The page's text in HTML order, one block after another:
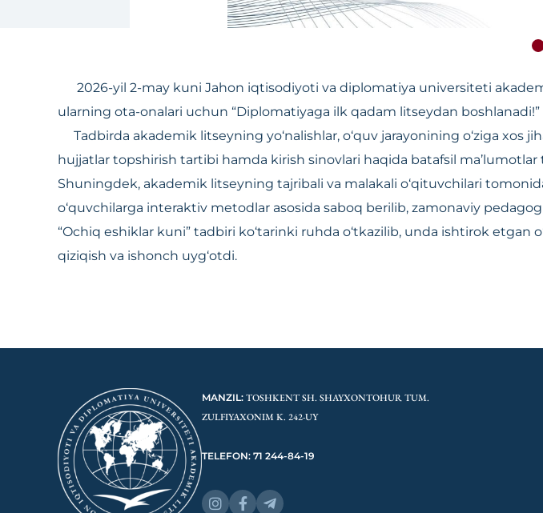
2026-yil 2-may kuni Jahon iqtisodiyoti va diplomatiya universiteti
ularning ota-onalari uchun “Diplomatiyaga ilk qadam litseydan
Tadbirda akademik litseyning yo‘nalishlar, o‘quv jarayonining o‘ziga xos
hujjatlar topshirish tartibi hamda kirish sinovlari haqida batafsil
Shuningdek, akademik litseyning tajribali va malakali o‘qituvchilari
o‘quvchilarga interaktiv metodlar asosida saboq berilib, zamonaviy
“Ochiq eshiklar kuni” tadbiri ko‘tarinki ruhda o‘tkazilib, unda ishtirok
qiziqish va ishonch uyg‘otdi.
MANZIL: TOSHKENT SH. SHAYXONTOHUR TUM.
ZULFIYAXONIM K. 242-UY
TELEFON: 71 244-84-19